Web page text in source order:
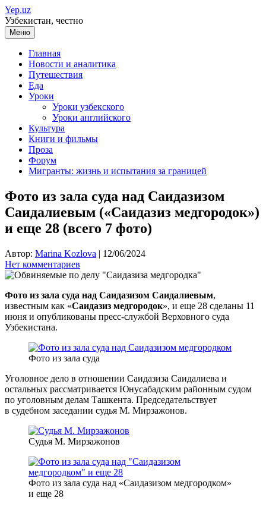
Перейти
к
содержимому
Yep.uz
Узбекистан, честно
Меню
Главная
Новости и аналитика
Путешествия
Еда
Уроки
Уроки узбекского
Уроки английского
Культура
Книги и фильмы
Проза
Форум
Мигранты: жизнь и испытания за границей
Фото из зала суда над Саидазизом
Саидалиевым («Саидазиз медгородок»)
и еще 28 (всего 7 фото)
Автор: Marina Kozlova | 12/06/2024
Нет комментариев
Фото из зала суда над Саидазизом Саидалиевым,
известным как «Саидазиз медгородок», и еще 28 сделаны 11
июня и опубликованы пресс-службой Верховного суда
Узбекистана.
Фото из зала суда
Уголовное дело в отношении Саидазиза Саидалиева и
остальных рассматривается Юнусабадским районным судом
по уголовным делам Ташкента. Председательствует
в судебном заседании судья М. Мирзажонов.
Судья М. Мирзажонов
Фото из зала суда над «Саидазизом медгородком»
и еще 28